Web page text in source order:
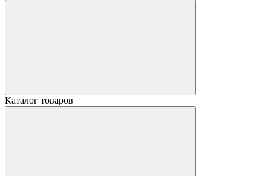
Каталог товаров